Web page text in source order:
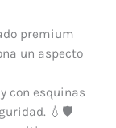
premium
un aspecto
con esquinas
💧🛡️